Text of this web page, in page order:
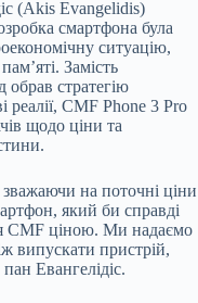
(Akis Evangelidis)
смартфона була
ситуацію,
Замість
обрав стратегію
реалії, CMF Phone 3 Pro
щодо ціни та
на поточні ціни
який би справді
CMF ціною. Ми надаємо
випускати пристрій,
Евангелідіс.